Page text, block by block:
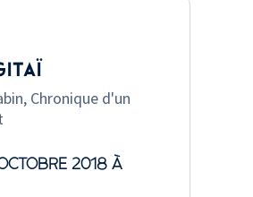
Chronique d'un
2018 À